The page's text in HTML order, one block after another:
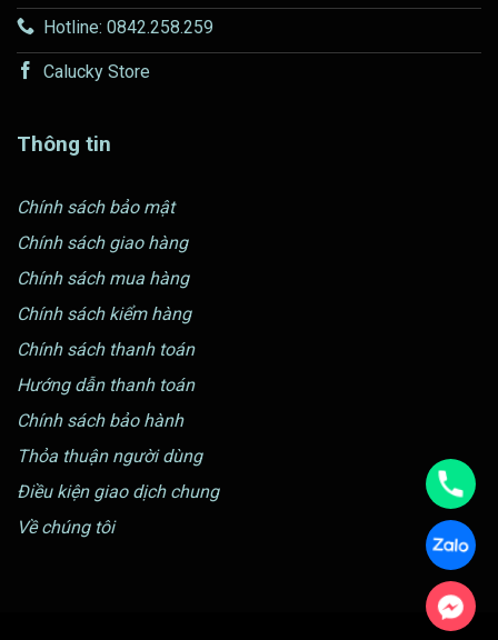
Hotline: 0842.258.259
Calucky Store
Thông tin
Chính sách bảo mật
Chính sách giao hàng
Chính sách mua hàng
Chính sách kiểm hàng
Chính sách thanh toán
Hướng dẫn thanh toán
Chính sách bảo hành
Thỏa thuận người dùng
Điều kiện giao dịch chung
Về chúng tôi